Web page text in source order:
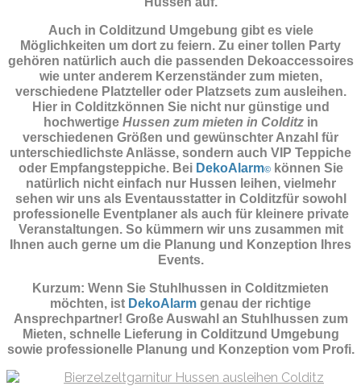
Auch in Colditzund Umgebung gibt es viele
Möglichkeiten um dort zu feiern. Zu einer tollen Party
gehören natürlich auch die passenden Dekoaccessoires
wie unter anderem Kerzenständer zum mieten,
verschiedene Platzteller oder Platzsets zum ausleihen.
Hier in Colditzkönnen Sie nicht nur günstige und
hochwertige Hussen zum mieten in Colditzin
verschiedenen Größen und gewünschter Anzahl für
unterschiedlichste Anlässe, sondern auch VIP Teppiche
oder Empfangsteppiche. Bei DekoAlarm©
können Sie
natürlich nicht einfach nur Hussen leihen, vielmehr
sehen wir uns als Eventausstatter in Colditzfür sowohl
professionelle Eventplaner als auch für kleinere private
Veranstaltungen. So kümmern wir uns zusammen mit
Ihnen auch gerne um die Planung und Konzeption Ihres
Events.
Kurzum: Wenn Sie Stuhlhussen in Colditzmieten
möchten, ist DekoAlarm genau der richtige
Ansprechpartner! Große Auswahl an Stuhlhussen zum
Mieten, schnelle Lieferung in Colditzund Umgebung
sowie professionelle Planung und Konzeption vom Profi.